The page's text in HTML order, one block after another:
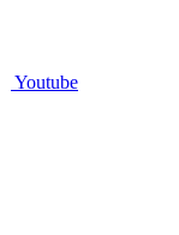
Youtube